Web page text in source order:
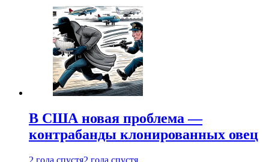
В США новая проблема —
контрабанды клонированных овец
2 года спустя2 года спустя